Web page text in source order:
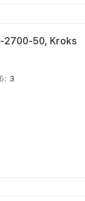
50, Kroks
3